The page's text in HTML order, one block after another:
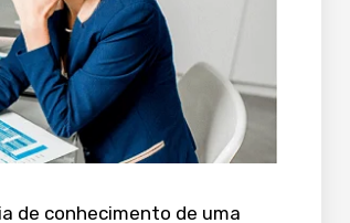
de conhecimento de uma